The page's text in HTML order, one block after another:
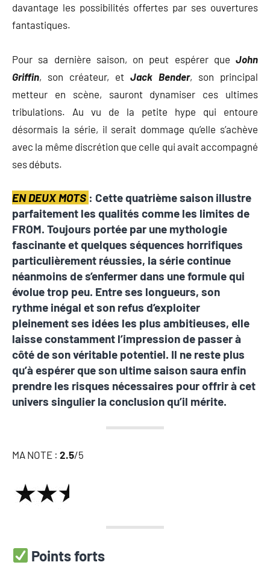
davantage les possibilités offertes par ses ouvertures
fantastiques.
Pour sa dernière saison, on peut espérer que John
Griffin, son créateur, et Jack Bender, son principal
metteur en scène, sauront dynamiser ces ultimes
tribulations. Au vu de la petite hype qui entoure
désormais la série, il serait dommage qu’elle s’achève
avec la même discrétion que celle qui avait accompagné
ses débuts.
EN DEUX MOTS : Cette quatrième saison illustre
parfaitement les qualités comme les limites de
FROM. Toujours portée par une mythologie
fascinante et quelques séquences horrifiques
particulièrement réussies, la série continue
néanmoins de s’enfermer dans une formule qui
évolue trop peu. Entre ses longueurs, son
rythme inégal et son refus d’exploiter
pleinement ses idées les plus ambitieuses, elle
laisse constamment l’impression de passer à
côté de son véritable potentiel. Il ne reste plus
qu’à espérer que son ultime saison saura enfin
prendre les risques nécessaires pour offrir à cet
univers singulier la conclusion qu’il mérite.
MA NOTE : 2.5/5
Points forts